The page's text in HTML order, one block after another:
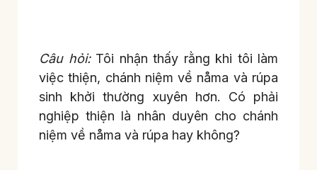
Câu hỏi:Tôi nhận thấy rằng khi tôi làm
việc thiện, chánh niệm về nåma và rúpa
sinh khởi thường xuyên hơn. Có phải
nghiệp thiện là nhân duyên cho chánh
niệm về nåma và rúpa hay không?